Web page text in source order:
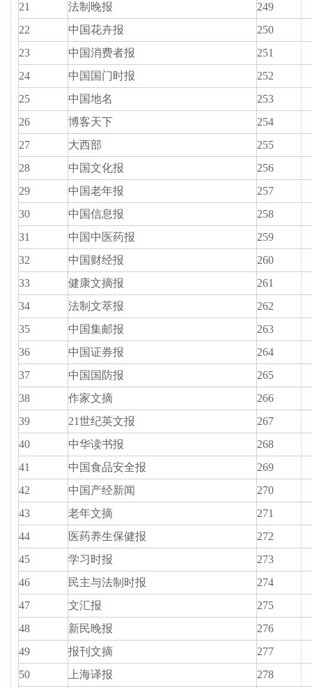
21
法制晚报
249
22
中国花卉报
250
23
中国消费者报
251
24
中国国门时报
252
25
中国地名
253
26
博客天下
254
27
大西部
255
28
中国文化报
256
29
中国老年报
257
30
中国信息报
258
31
中国中医药报
259
32
中国财经报
260
33
健康文摘报
261
34
法制文萃报
262
35
中国集邮报
263
36
中国证券报
264
37
中国国防报
265
38
作家文摘
266
39
21世纪英文报
267
40
中华读书报
268
41
中国食品安全报
269
42
中国产经新闻
270
43
老年文摘
271
44
医药养生保健报
272
45
学习时报
273
46
民主与法制时报
274
47
文汇报
275
48
新民晚报
276
49
报刊文摘
277
50
上海译报
278